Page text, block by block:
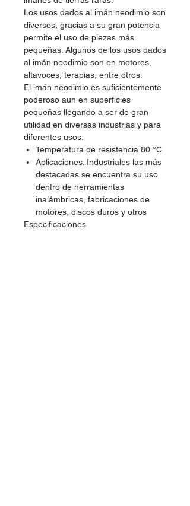
Los usos dados al imán neodimio son
diversos, gracias a su gran potencia
permite el uso de piezas más
pequeñas. Algunos de los usos dados
al imán neodimio son en motores,
altavoces, terapias, entre otros.
El imán neodimio es suficientemente
poderoso aun en superficies
pequeñas llegando a ser de gran
utilidad en diversas industrias y para
diferentes usos.
Temperatura de resistencia 80 °C
Aplicaciones: Industriales las más
destacadas se encuentra su uso
dentro de herramientas
inalámbricas, fabricaciones de
motores, discos duros y otros
Especificaciones